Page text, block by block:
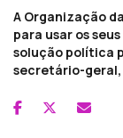
A Organização
para usar os
solução política
secretário-